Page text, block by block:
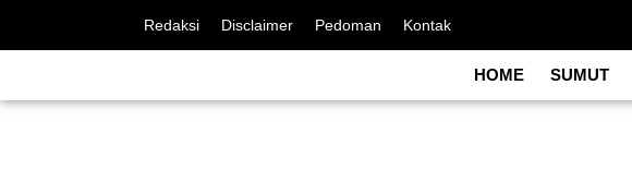
Redaksi Disclaimer Pedoman Kontak
HOME SUMUT